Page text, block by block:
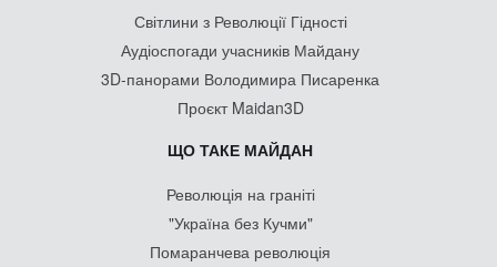
Світлини з Революції Гідності
Аудіоспогади учасників Майдану
3D-панорами Володимира Писаренка
Проєкт Maidan3D
ЩО ТАКЕ МАЙДАН
Революція на граніті
"Україна без Кучми"
Помаранчева революція